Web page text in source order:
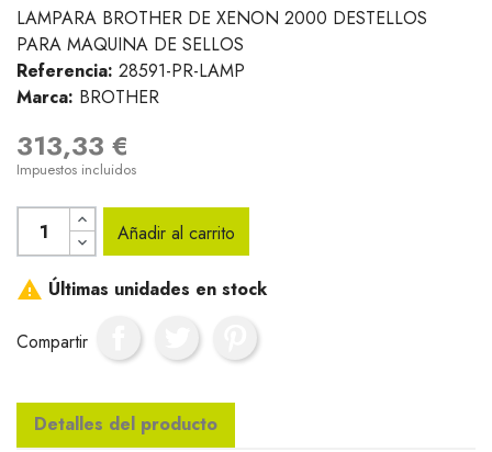
LAMPARA BROTHER DE XENON 2000 DESTELLOS
PARA MAQUINA DE SELLOS
Referencia: 28591-PR-LAMP
Marca: BROTHER
313,33 €
Impuestos incluidos
Añadir al carrito
 Últimas unidades en stock
Compartir
Detalles del producto